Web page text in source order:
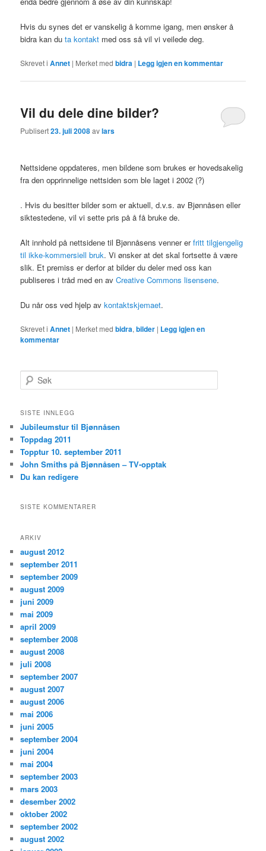
Hvis du synes det er vanskelig å komme igang, men ønsker å
bidra kan duta kontakt med oss så vil vi veilede deg.
Skrevet i Annet | Merket med bidra | Legg igjen en kommentar
Vil du dele dine bilder?
Publisert23. juli 2008avlars
Nettsidene oppdateres, men bildene som brukes er hovedsakelig
fra den opprinnelige nettsiden som ble laget i 2002 (?)
. Hvis du besitter bilder som er aktuell, d.v.s. av Bjønnåsen eller
siktestedene, vil vi sette pris på å få bruke de.
Alt innhold på nettsidene til Bjønnåsens venner erfritt tilgjengelig
til ikke-kommersiell bruk. Vi ønsker at det skal fortsette å være
slik. Et premiss er derfor at bilder du deler med oss kan
publiseres i tråd med en avCreative Commons lisensene.
Du når oss ved hjelp avkontaktskjemaet.
Skrevet i Annet | Merket med bidra,bilder | Legg igjen en
kommentar
ø
SISTE INNLEGG
Jubileumstur til Bjønnåsen
Toppdag 2011
Topptur 10. september 2011
John Smiths på Bjønnåsen – TV-opptak
Du kan redigere
SISTE KOMMENTARER
ARKIV
august 2012
september 2011
september 2009
august 2009
juni 2009
mai 2009
april 2009
september 2008
august 2008
juli 2008
september 2007
august 2007
august 2006
mai 2006
juni 2005
september 2004
juni 2004
mai 2004
september 2003
mars 2003
desember 2002
oktober 2002
september 2002
august 2002